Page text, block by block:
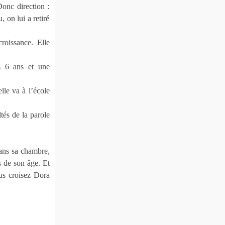
direction :
on lui a retiré
Elle
6 ans et une
va à l’école
de la parole
sa chambre,
de son âge. Et
croisez Dora